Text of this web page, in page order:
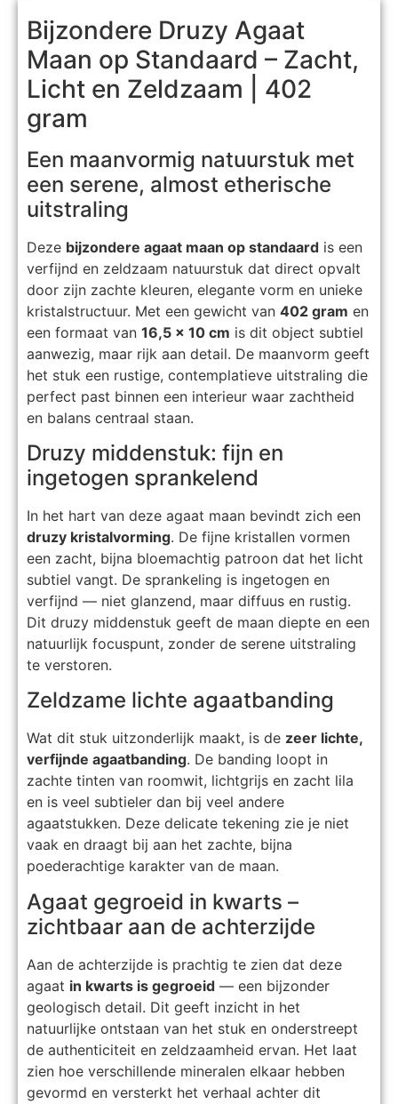
Bijzondere Druzy Agaat
Maan op Standaard – Zacht,
Licht en Zeldzaam | 402
gram
Een maanvormig natuurstuk met
een serene, almost etherische
uitstraling
Deze bijzondere agaat maan op standaard is een
verfijnd en zeldzaam natuurstuk dat direct opvalt
door zijn zachte kleuren, elegante vorm en unieke
kristalstructuur. Met een gewicht van 402 gram en
een formaat van 16,5 x 10 cm is dit object subtiel
aanwezig, maar rijk aan detail. De maanvorm geeft
het stuk een rustige, contemplatieve uitstraling die
perfect past binnen een interieur waar zachtheid
en balans centraal staan.
Druzy middenstuk: fijn en
ingetogen sprankelend
In het hart van deze agaat maan bevindt zich een
druzy kristalvorming. De fijne kristallen vormen
een zacht, bijna bloemachtig patroon dat het licht
subtiel vangt. De sprankeling is ingetogen en
verfijnd — niet glanzend, maar diffuus en rustig.
Dit druzy middenstuk geeft de maan diepte en een
natuurlijk focuspunt, zonder de serene uitstraling
te verstoren.
Zeldzame lichte agaatbanding
Wat dit stuk uitzonderlijk maakt, is de zeer lichte,
verfijnde agaatbanding. De banding loopt in
zachte tinten van roomwit, lichtgrijs en zacht lila
en is veel subtieler dan bij veel andere
agaatstukken. Deze delicate tekening zie je niet
vaak en draagt bij aan het zachte, bijna
poederachtige karakter van de maan.
Agaat gegroeid in kwarts –
zichtbaar aan de achterzijde
Aan de achterzijde is prachtig te zien dat deze
agaat in kwarts is gegroeid — een bijzonder
geologisch detail. Dit geeft inzicht in het
natuurlijke ontstaan van het stuk en onderstreept
de authenticiteit en zeldzaamheid ervan. Het laat
zien hoe verschillende mineralen elkaar hebben
gevormd en versterkt het verhaal achter dit